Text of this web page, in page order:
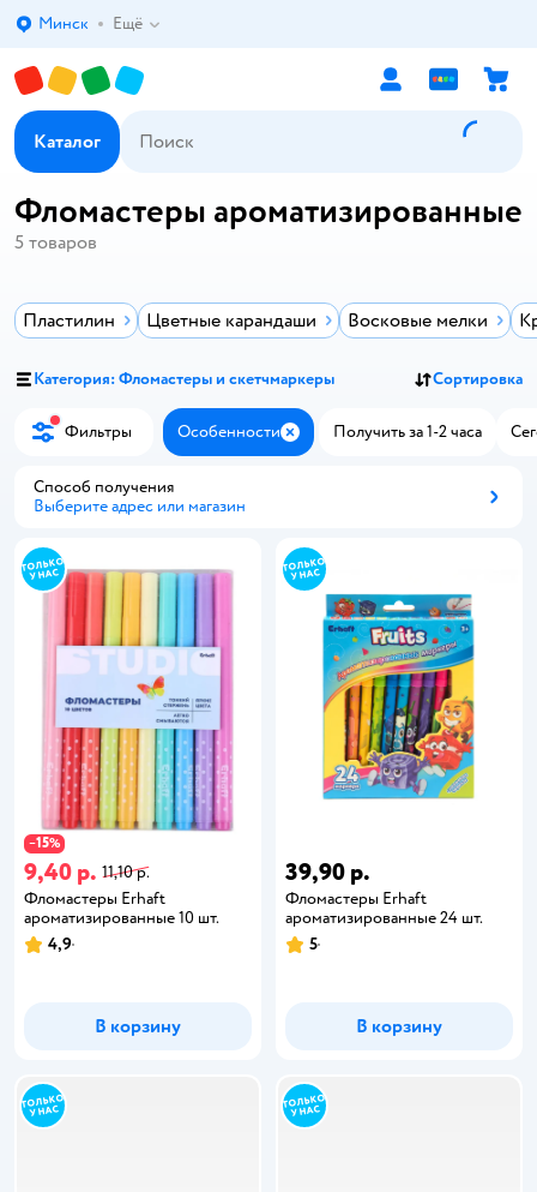
Выбор адреса доставки.
Минск Ещё
Каталог
Фломастеры ароматизированные
5 товаров
Пластилин Цветные карандаши Восковые мелки
Категория: Фломастеры и скетчмаркеры Сортировка
Фильтры Особенности ЗакрытьПолучить за 1-2 часа
Способ получения
Выберите адрес или магазин
−15%
9,40 р. 11,10 р.
Фломастеры Erhaft
ароматизированные 10 шт.
4,9
В корзину
39,90 р.
Фломастеры Erhaft
ароматизированные 24 шт.
5
В корзину